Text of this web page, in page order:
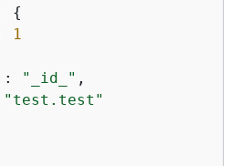
{
1
: "_id_" ,
"test.test"